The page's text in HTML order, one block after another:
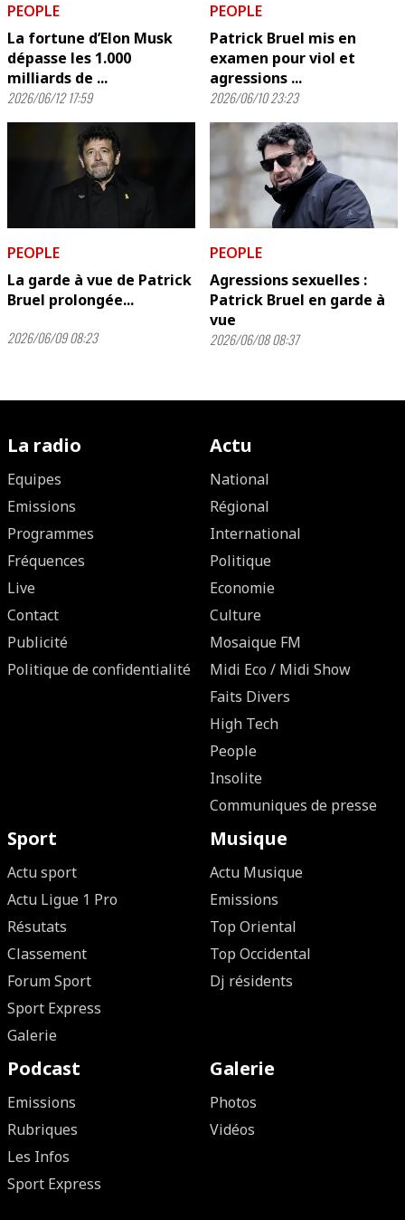
PEOPLE
La fortune d’Elon Musk
dépasse les 1.000
milliards de ...
2026/06/12 17:59
PEOPLE
Patrick Bruel mis en
examen pour viol et
agressions ...
2026/06/10 23:23
PEOPLE
La garde à vue de Patrick
Bruel prolongée...
2026/06/09 08:23
PEOPLE
Agressions sexuelles :
Patrick Bruel en garde à
vue
2026/06/08 08:37
La radio
Equipes
Emissions
Programmes
Fréquences
Live
Contact
Publicité
Politique de confidentialité
Actu
National
Régional
International
Politique
Economie
Culture
Mosaique FM
Midi Eco / Midi Show
Faits Divers
High Tech
People
Insolite
Communiques de presse
Sport
Actu sport
Actu Ligue 1 Pro
Résutats
Classement
Forum Sport
Sport Express
Galerie
Musique
Actu Musique
Emissions
Top Oriental
Top Occidental
Dj résidents
Podcast
Emissions
Rubriques
Les Infos
Sport Express
Galerie
Photos
Vidéos